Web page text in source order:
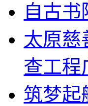
自古书
太原慈
查工程
筑梦起